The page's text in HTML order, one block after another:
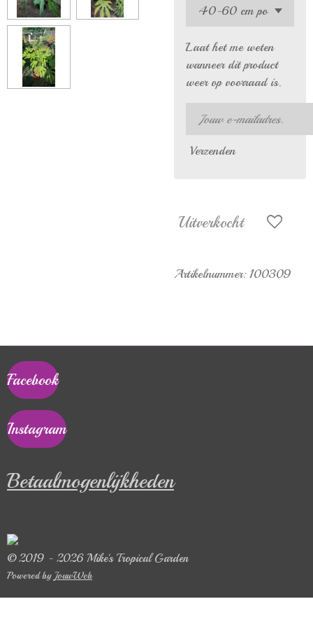
Laat het me weten
wanneer dit product
weer op voorraad is.
Verzenden
Uitverkocht
Artikelnummer: 100309
Facebook
Instagram
Betaalmogenlijkheden
© 2019 - 2026 Mike's Tropical Garden
Powered byJouwWeb